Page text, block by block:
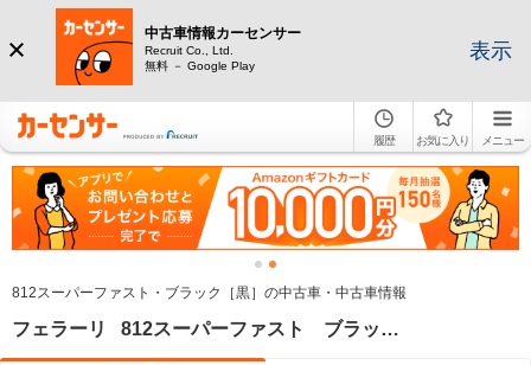
中古車情報カーセンサー
Recruit Co., Ltd.
無料 － Google Play
表示
履歴 お気に入り メニュー
812スーパーファスト・ブラック［黒］の中古車・中古車情報
フェラーリ 812スーパーファスト ブラック系